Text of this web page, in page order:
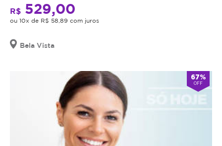
R$ 529,00
ou 10x de R$ 58,89 com juros
Bela Vista
67%
OFF